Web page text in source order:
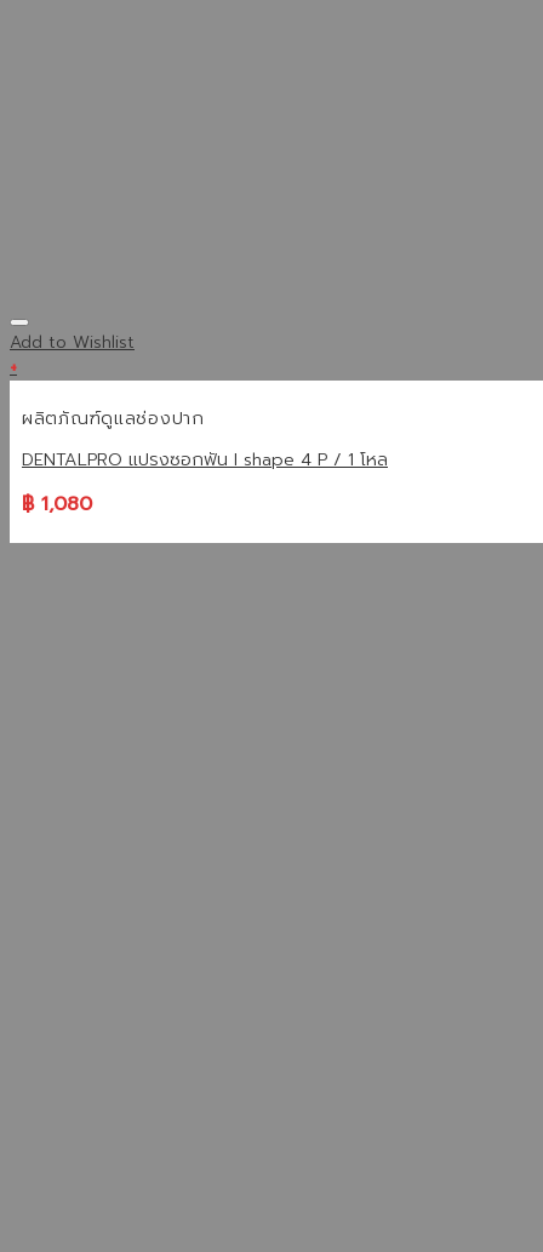
Add to Wishlist
+
ผลิตภัณฑ์ดูแลช่องปาก
DENTALPRO แปรงซอกฟัน I shape 4 P / 1 โหล
฿1,080